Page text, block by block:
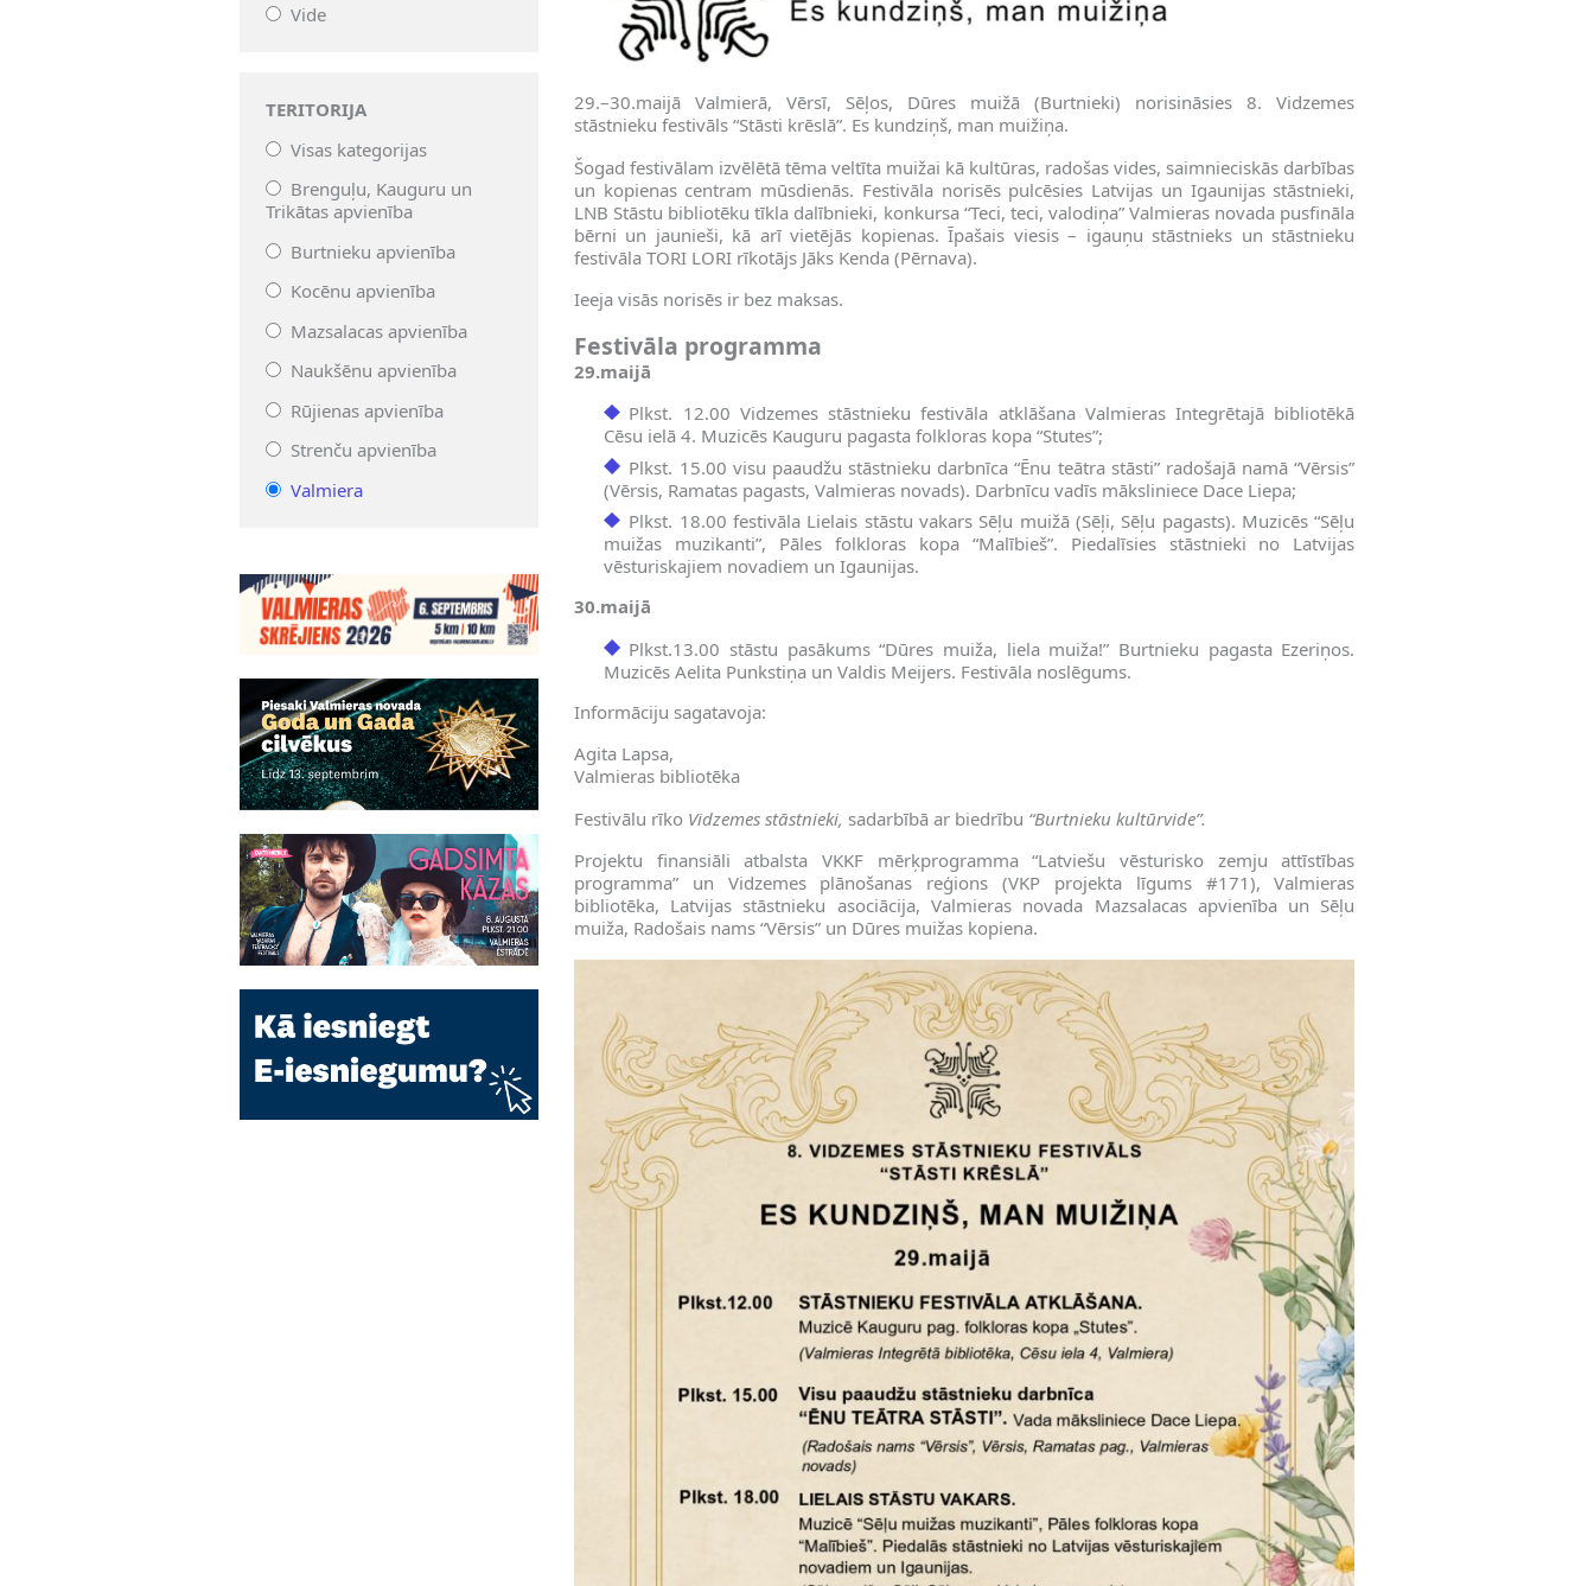
Vide
TERITORIJA
Visas kategorijas
Brenguļu, Kauguru un
Trikātas apvienība
Burtnieku apvienība
Kocēnu apvienība
Mazsalacas apvienība
Naukšēnu apvienība
Rūjienas apvienība
Strenču apvienība
Valmiera
29.–30.maijā Valmierā, Vērsī, Sēļos, Dūres muižā (Burtnieki) norisināsies 8. Vidzemes
stāstnieku festivāls “Stāsti krēslā”. Es kundziņš, man muižiņa.
Šogad festivālam izvēlētā tēma veltīta muižai kā kultūras, radošas vides, saimnieciskās darbības
un kopienas centram mūsdienās. Festivāla norisēs pulcēsies Latvijas un Igaunijas stāstnieki,
LNB Stāstu bibliotēku tīkla dalībnieki, konkursa “Teci, teci, valodiņa” Valmieras novada pusfināla
bērni un jaunieši, kā arī vietējās kopienas. Īpašais viesis – igauņu stāstnieks un stāstnieku
festivāla TORI LORI rīkotājs Jāks Kenda (Pērnava).
Ieeja visās norisēs ir bez maksas.
Festivāla programma
29.maijā
Plkst. 12.00 Vidzemes stāstnieku festivāla atklāšana Valmieras Integrētajā bibliotēkā
Cēsu ielā 4. Muzicēs Kauguru pagasta folkloras kopa “Stutes”;
Plkst. 15.00 visu paaudžu stāstnieku darbnīca “Ēnu teātra stāsti” radošajā namā “Vērsis”
(Vērsis, Ramatas pagasts, Valmieras novads). Darbnīcu vadīs māksliniece Dace Liepa;
Plkst. 18.00 festivāla Lielais stāstu vakars Sēļu muižā (Sēļi, Sēļu pagasts). Muzicēs “Sēļu
muižas muzikanti”, Pāles folkloras kopa “Malībieš”. Piedalīsies stāstnieki no Latvijas
vēsturiskajiem novadiem un Igaunijas.
30.maijā
Plkst.13.00 stāstu pasākums “Dūres muiža, liela muiža!” Burtnieku pagasta Ezeriņos.
Muzicēs Aelita Punkstiņa un Valdis Meijers. Festivāla noslēgums.
Informāciju sagatavoja:
Agita Lapsa,
Valmieras bibliotēka
Festivālu rīkoVidzemes stāstnieki, sadarbībā ar biedrību “Burtnieku kultūrvide”.
Projektu finansiāli atbalsta VKKF mērķprogramma “Latviešu vēsturisko zemju attīstības
programma” un Vidzemes plānošanas reģions (VKP projekta līgums #171), Valmieras
bibliotēka, Latvijas stāstnieku asociācija, Valmieras novada Mazsalacas apvienība un Sēļu
muiža, Radošais nams “Vērsis” un Dūres muižas kopiena.